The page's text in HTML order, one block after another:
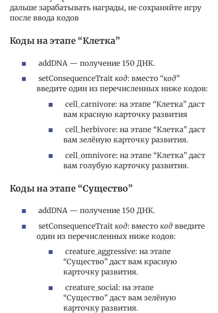
дальше зарабатывать награды, не сохраняйте игру
после ввода кодов
Коды на этапе “Клетка”
addDNA — получение 150 ДНК.
setConsequenceTrait код: вместо “код”
введите один из перечисленных ниже кодов:
cell_carnivore: на этапе “Клетка” даст
вам красную карточку развития
cell_herbivore: на этапе “Клетка” даст
вам зелёную карточку развития.
cell_omnivore: на этапе “Клетка” даст
вам голубую карточку развития.
Коды на этапе “Существо”
addDNA — получение 150 ДНК.
setConsequenceTrait код: вместо код введите
один из перечисленных ниже кодов:
creature_aggressive: на этапе
“Существо” даст вам красную
карточку развития.
creature_social: на этапе
“Существо” даст вам зелёную
карточку развития.